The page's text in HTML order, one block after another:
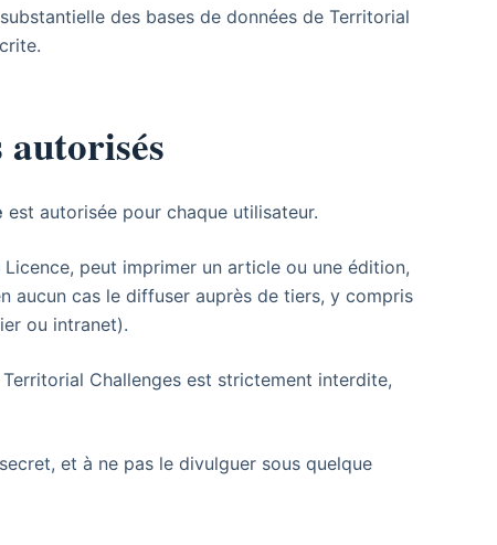
des bases de données de Territorial
autorisés
est autorisée pour chaque utilisateur.
Licence, peut imprimer un article ou une édition,
aucun cas le diffuser auprès de tiers, y compris
ou intranet).
Challenges est strictement interdite,
et à ne pas le divulguer sous quelque